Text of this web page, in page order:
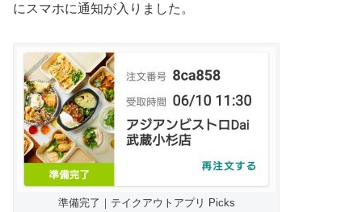
にスマホに通知が入りました。
準備完了｜テイクアウトアプリ Picks